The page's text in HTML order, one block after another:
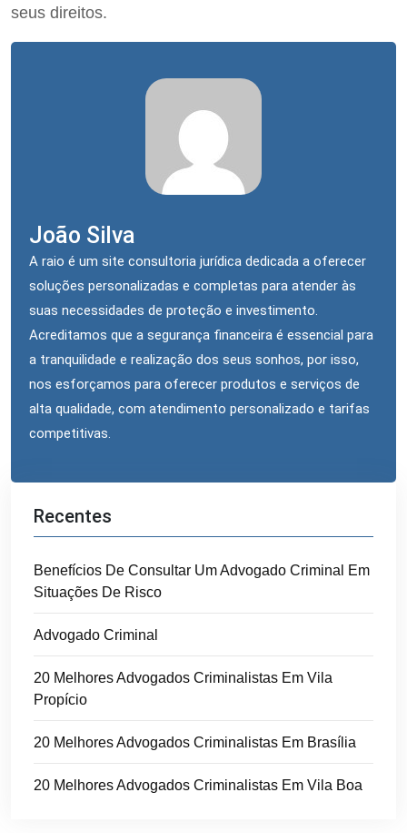
seus direitos.
João Silva
A raio é um site consultoria jurídica dedicada a oferecer
soluções personalizadas e completas para atender às
suas necessidades de proteção e investimento.
Acreditamos que a segurança financeira é essencial para
a tranquilidade e realização dos seus sonhos, por isso,
nos esforçamos para oferecer produtos e serviços de
alta qualidade, com atendimento personalizado e tarifas
competitivas.
Recentes
Benefícios De Consultar Um Advogado Criminal Em
Situações De Risco
Advogado Criminal
20 Melhores Advogados Criminalistas Em Vila
Propício
20 Melhores Advogados Criminalistas Em Brasília
20 Melhores Advogados Criminalistas Em Vila Boa